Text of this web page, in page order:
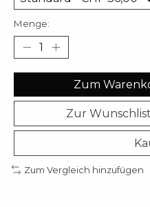
Menge:
Zum
Zur
Zum Vergleich hinzufügen